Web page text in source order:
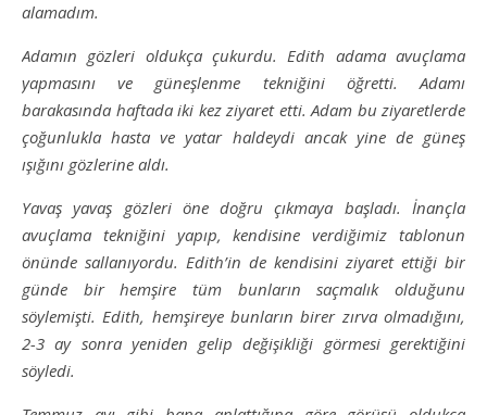
alamadım.
Adamın gözleri oldukça çukurdu. Edith adama avuçlama
yapmasını ve güneşlenme tekniğini öğretti. Adamı
barakasında haftada iki kez ziyaret etti. Adam bu ziyaretlerde
çoğunlukla hasta ve yatar haldeydi ancak yine de güneş
ışığını gözlerine aldı.
Yavaş yavaş gözleri öne doğru çıkmaya başladı. İnançla
avuçlama tekniğini yapıp, kendisine verdiğimiz tablonun
önünde sallanıyordu. Edith’in de kendisini ziyaret ettiği bir
günde bir hemşire tüm bunların saçmalık olduğunu
söylemişti. Edith, hemşireye bunların birer zırva olmadığını,
2-3 ay sonra yeniden gelip değişikliği görmesi gerektiğini
söyledi.